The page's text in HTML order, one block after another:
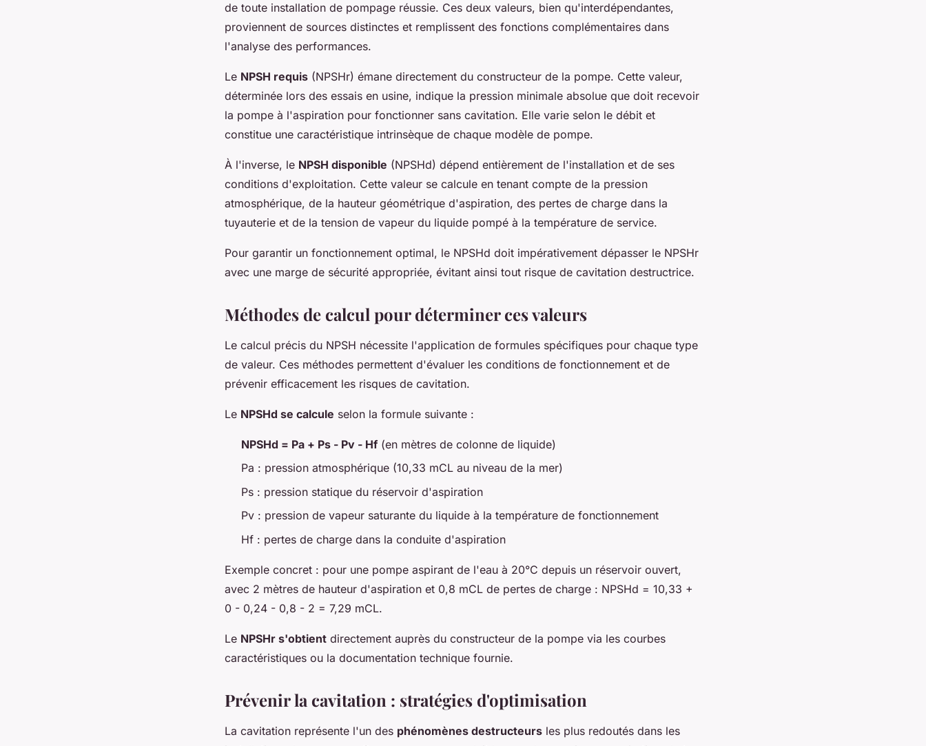
de toute installation de pompage réussie. Ces deux valeurs, bien qu'interdépendantes,
proviennent de sources distinctes et remplissent des fonctions complémentaires dans
l'analyse des performances.
Le NPSH requis (NPSHr) émane directement du constructeur de la pompe. Cette valeur,
déterminée lors des essais en usine, indique la pression minimale absolue que doit recevoir
la pompe à l'aspiration pour fonctionner sans cavitation. Elle varie selon le débit et
constitue une caractéristique intrinsèque de chaque modèle de pompe.
À l'inverse, le NPSH disponible (NPSHd) dépend entièrement de l'installation et de ses
conditions d'exploitation. Cette valeur se calcule en tenant compte de la pression
atmosphérique, de la hauteur géométrique d'aspiration, des pertes de charge dans la
tuyauterie et de la tension de vapeur du liquide pompé à la température de service.
Pour garantir un fonctionnement optimal, le NPSHd doit impérativement dépasser le NPSHr
avec une marge de sécurité appropriée, évitant ainsi tout risque de cavitation destructrice.
Méthodes de calcul pour déterminer ces valeurs
Le calcul précis du NPSH nécessite l'application de formules spécifiques pour chaque type
de valeur. Ces méthodes permettent d'évaluer les conditions de fonctionnement et de
prévenir efficacement les risques de cavitation.
Le NPSHd se calcule selon la formule suivante :
NPSHd = Pa + Ps - Pv - Hf (en mètres de colonne de liquide)
Pa : pression atmosphérique (10,33 mCL au niveau de la mer)
Ps : pression statique du réservoir d'aspiration
Pv : pression de vapeur saturante du liquide à la température de fonctionnement
Hf : pertes de charge dans la conduite d'aspiration
Exemple concret : pour une pompe aspirant de l'eau à 20°C depuis un réservoir ouvert,
avec 2 mètres de hauteur d'aspiration et 0,8 mCL de pertes de charge : NPSHd = 10,33 +
0 - 0,24 - 0,8 - 2 = 7,29 mCL.
Le NPSHr s'obtient directement auprès du constructeur de la pompe via les courbes
caractéristiques ou la documentation technique fournie.
Prévenir la cavitation : stratégies d'optimisation
La cavitation représente l'un des phénomènes destructeurs les plus redoutés dans les